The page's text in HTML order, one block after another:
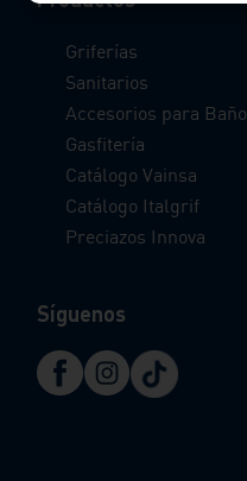
Griferías
Sanitarios
Accesorios para Baño
Gasfitería
Catálogo Vainsa
Catálogo Italgrif
Preciazos Innova
Síguenos